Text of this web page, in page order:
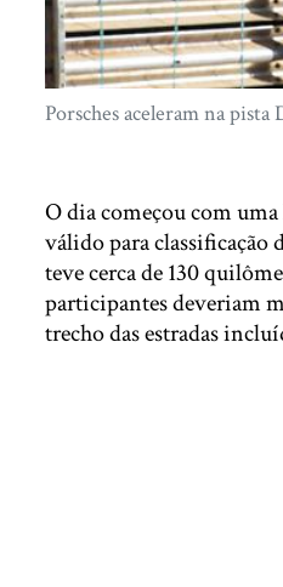
Porsches aceleram na
O dia começou com
válido para
teve cerca de 130
participantes deveriam
trecho das estradas